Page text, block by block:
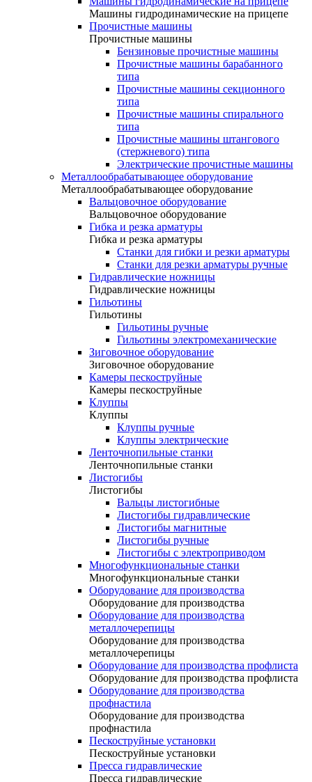
Машины гидродинамические на прицепе
Прочистные машины
Прочистные машины
Бензиновые прочистные машины
Прочистные машины барабанного
типа
Прочистные машины секционного
типа
Прочистные машины спирального
типа
Прочистные машины штангового
(стержневого) типа
Электрические прочистные машины
Металлообрабатывающее оборудование
Металлообрабатывающее оборудование
Вальцовочное оборудование
Вальцовочное оборудование
Гибка и резка арматуры
Гибка и резка арматуры
Станки для гибки и резки арматуры
Станки для резки арматуры ручные
Гидравлические ножницы
Гидравлические ножницы
Гильотины
Гильотины
Гильотины ручные
Гильотины электромеханические
Зиговочное оборудование
Зиговочное оборудование
Камеры пескоструйные
Камеры пескоструйные
Клуппы
Клуппы
Клуппы ручные
Клуппы электрические
Ленточнопильные станки
Ленточнопильные станки
Листогибы
Листогибы
Вальцы листогибные
Листогибы гидравлические
Листогибы магнитные
Листогибы ручные
Листогибы с электроприводом
Многофункциональные станки
Многофункциональные станки
Оборудование для производства
Оборудование для производства
Оборудование для производства
металлочерепицы
Оборудование для производства
металлочерепицы
Оборудование для производства профлиста
Оборудование для производства профлиста
Оборудование для производства
профнастила
Оборудование для производства
профнастила
Пескоструйные установки
Пескоструйные установки
Пресса гидравлические
Пресса гидравлические